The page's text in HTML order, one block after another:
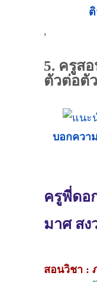
,
5. ครูส
ตัวต่อตั
บอกควา
ครูพี่ดอ
มาศ สง
สอนวิชา :